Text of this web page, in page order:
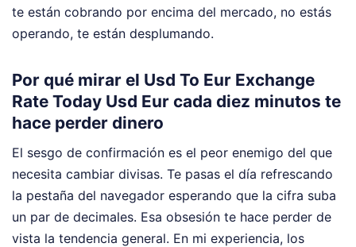
te están cobrando por encima del mercado, no estás
operando, te están desplumando.
Por qué mirar el Usd To Eur Exchange
Rate Today Usd Eur cada diez minutos te
hace perder dinero
El sesgo de confirmación es el peor enemigo del que
necesita cambiar divisas. Te pasas el día refrescando
la pestaña del navegador esperando que la cifra suba
un par de decimales. Esa obsesión te hace perder de
vista la tendencia general. En mi experiencia, los